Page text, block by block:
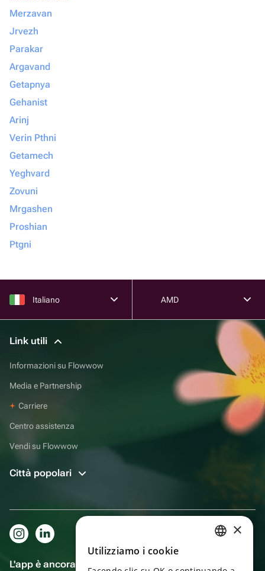
Merzavan
Jrvezh
Parakar
Argavand
Getapnya
Gehanist
Arinj
Verin Pthni
Getamech
Yeghvard
Zovuni
Mrgashen
Proshian
Ptgni
Italiano AMD
Link utili
Informazioni su Flowwow
Media e Partnership
Carriere
Centro assistenza
Vendi su Flowwow
Città popolari
L'app è ancora più comoda!
×
Utilizziamo i cookie